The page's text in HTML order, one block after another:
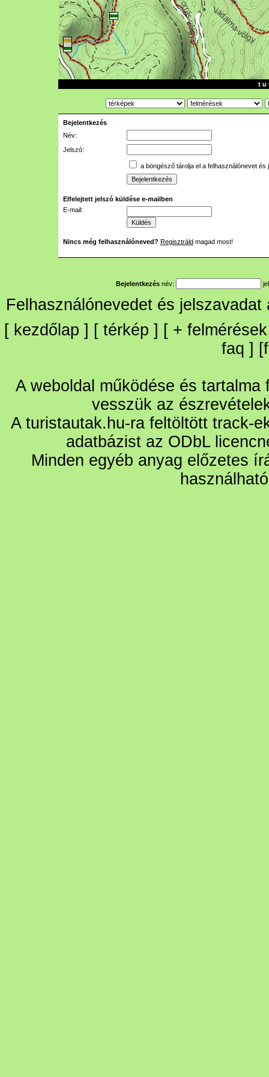
t u
Bejelentkezés
Név:
Jelszó:
a böngésző tárolja el a felhasználónevet és
Elfelejtett jelszó küldése e-mailben
E-mail:
Nincs még felhasználóneved? Regisztráld magad most!
Bejelentkezés név:
Felhasználónevedet és
[ kezdőlap ] [ térkép ] [ + felmérések
faq ] [
A weboldal működése és
vesszük az
A turistautak.hu-ra feltöltött track-
adatbázist az ODbL
Minden egyéb anyag előzetes